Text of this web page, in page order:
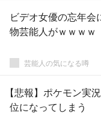
ビデオ女優の忘年会
物芸能人がｗｗｗｗ
芸能人の気になる噂
【悲報】ポケモン実
位になってしまう